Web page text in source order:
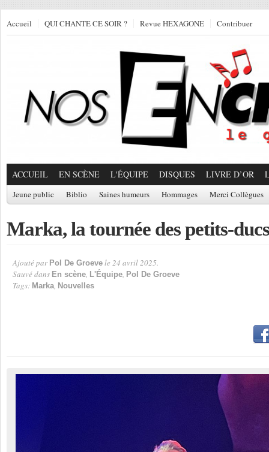
Accueil QUI CHANTE CE SOIR ? Revue HEXAGONE Contribuer
ACCUEIL EN SCÈNE L'ÉQUIPE DISQUES LIVRE D’OR
Jeune public Biblio Saines humeurs Hommages Merci Collègues
Marka, la tournée des petits-ducs
Ajouté par Pol De Groeve le 24 avril 2025.
Sauvé dans En scène, L'Équipe, Pol De Groeve
Tags: Marka, Nouvelles